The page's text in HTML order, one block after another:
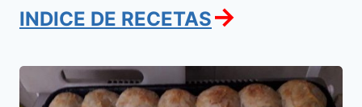
INDICE DE RECETAS→
Bohios